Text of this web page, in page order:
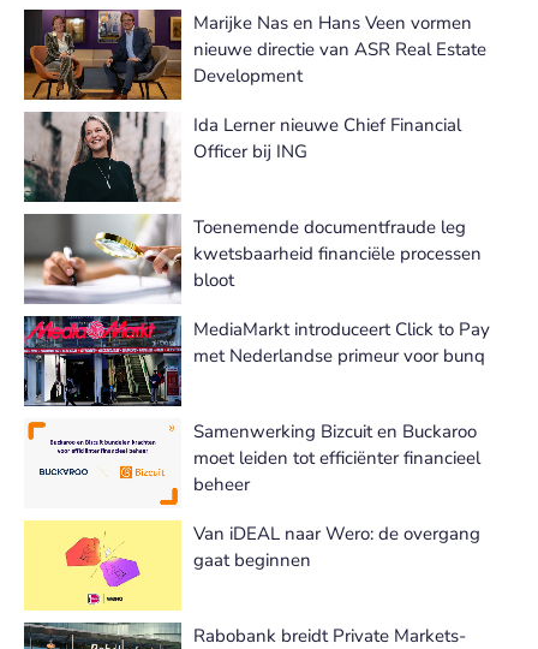
Marijke Nas en Hans Veen vormen
nieuwe directie van ASR Real Estate
Development
Ida Lerner nieuwe Chief Financial
Officer bij ING
Toenemende documentfraude leg
kwetsbaarheid financiële processen
bloot
MediaMarkt introduceert Click to Pay
met Nederlandse primeur voor bunq
Samenwerking Bizcuit en Buckaroo
moet leiden tot efficiënter financieel
beheer
Van iDEAL naar Wero: de overgang
gaat beginnen
Rabobank breidt Private Markets-